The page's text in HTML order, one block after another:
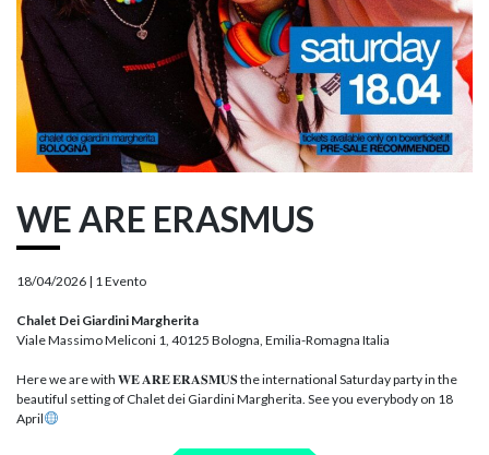
WE ARE ERASMUS
18/04/2026 | 1 Evento
Chalet Dei Giardini Margherita
Viale Massimo Meliconi 1, 40125 Bologna, Emilia-Romagna Italia
Here we are with 𝐖𝐄 𝐀𝐑𝐄 𝐄𝐑𝐀𝐒𝐌𝐔𝐒 the international Saturday party in the
beautiful setting of Chalet dei Giardini Margherita. See you everybody on 18
April